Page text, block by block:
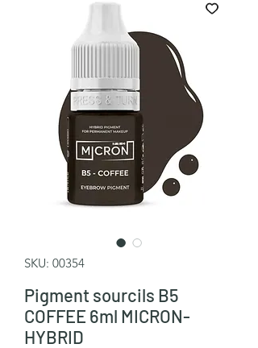
SKU: 00354
Pigment sourcils B5
COFFEE 6ml MICRON-
HYBRID